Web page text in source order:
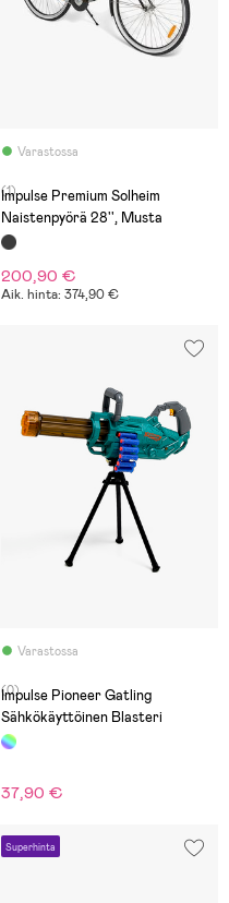
Varastossa
(1)
Impulse Premium Solheim
Naistenpyörä 28'', Musta
200,90 €
Aik. hinta: 374,90 €
Varastossa
(0)
Impulse Pioneer Gatling
Sähkökäyttöinen Blasteri
37,90 €
Superhinta